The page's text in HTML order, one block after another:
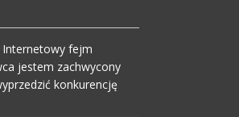
Internetowy fejm
jestem zachwycony
konkurencję